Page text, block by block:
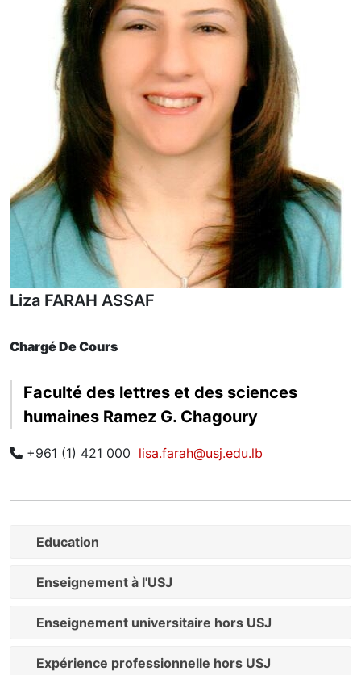
Liza FARAH ASSAF
Chargé De Cours
Faculté des lettres et des sciences
humaines Ramez G. Chagoury
+961 (1) 421 000 lisa.farah@usj.edu.lb
Education
Enseignement à l'USJ
Enseignement universitaire hors USJ
Expérience professionnelle hors USJ